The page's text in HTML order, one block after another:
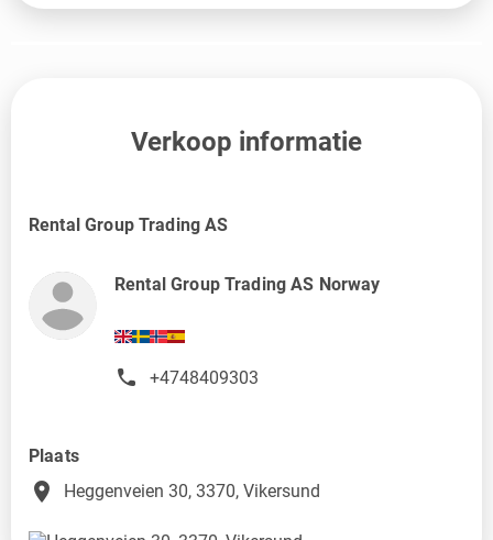
Verkoop informatie
Rental Group Trading AS
Rental Group Trading AS Norway
+4748409303
Plaats
place Heggenveien 30, 3370, Vikersund